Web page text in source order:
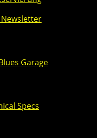
Garage
Specs